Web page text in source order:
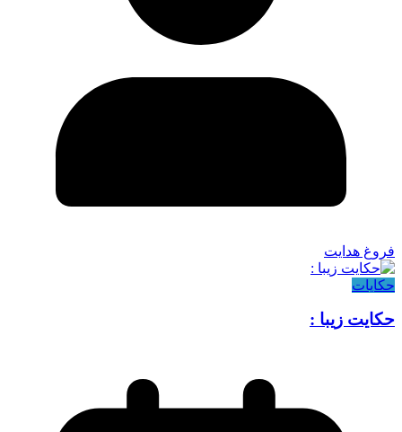
فروغ هدایت
حکایات
حکایت زیبا :